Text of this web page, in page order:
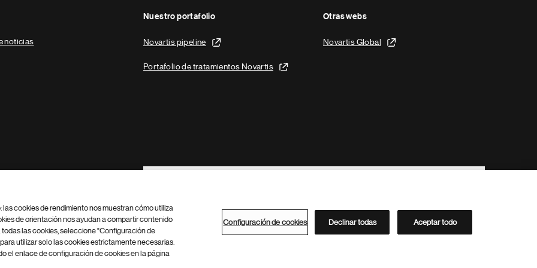
noticias
Nuestro portafolio
Novartis pipeline
Portafolio de tratamientos Novartis
Otras webs
Novartis Global
Footer Site Search
Configuración de cookies Mapa del sitio
Directorio de Novartis
cookies de rendimiento nos muestran cómo utiliza
de orientación nos ayudan a compartir contenido
las cookies, seleccione "Configuración de
utilizar solo las cookies estrictamente necesarias.
el enlace de configuración de cookies en la página
Configuración de cookies Declinar todas Aceptar todo